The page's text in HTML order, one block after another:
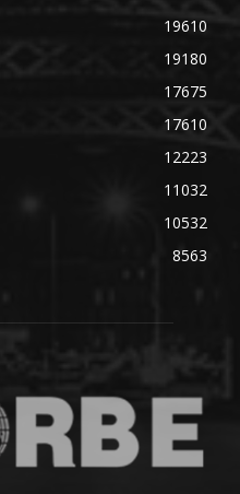
19610
19180
17675
17610
12223
11032
10532
8563